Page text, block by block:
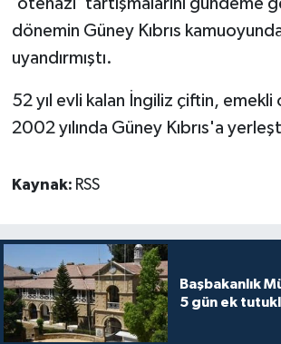
dönemin Güney Kıbrıs
uyandırmıştı.
52 yıl evli kalan İngiliz çiftin,
2002 yılında Güney Kıbrıs'a
Kaynak: RSS
Başbakanlık
5 gün ek